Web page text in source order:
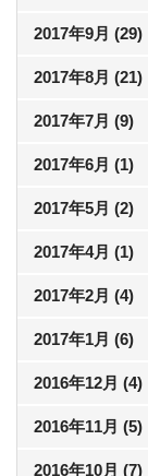
2017年9月 (29)
2017年8月 (21)
2017年7月 (9)
2017年6月 (1)
2017年5月 (2)
2017年4月 (1)
2017年2月 (4)
2017年1月 (6)
2016年12月 (4)
2016年11月 (5)
2016年10月 (7)